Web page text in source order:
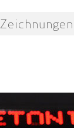
Zeichnungen